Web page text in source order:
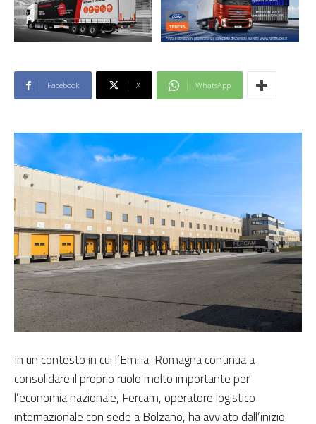
Facebook X WhatsApp
In un contesto in cui l’Emilia-Romagna continua a
consolidare il proprio ruolo molto importante per
l’economia nazionale, Fercam, operatore logistico
internazionale con sede a Bolzano, ha avviato dall’inizio